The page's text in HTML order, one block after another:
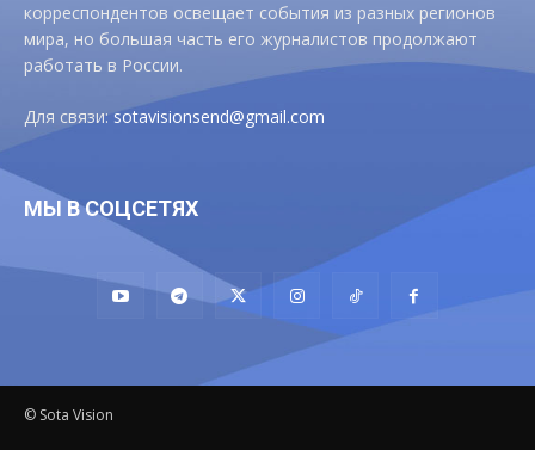
корреспондентов освещает события из разных регионов
мира, но большая часть его журналистов продолжают
работать в России.
Для связи:sotavisionsend@gmail.com
МЫ В СОЦСЕТЯХ
© Sota Vision